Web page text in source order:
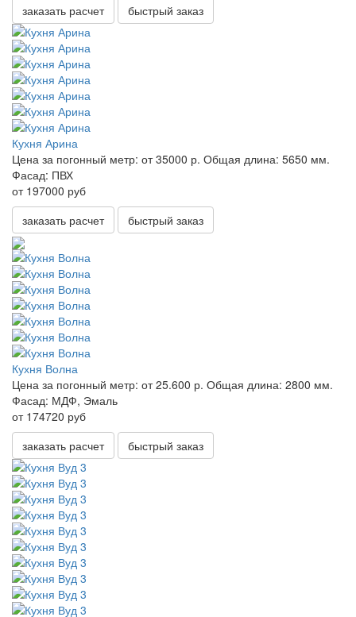
заказать расчет
быстрый заказ
Кухня Арина
Цена за погонный метр: от 35000 р. Общая длина: 5650 мм.
Фасад: ПВХ
от 197000 руб
заказать расчет
быстрый заказ
Кухня Волна
Цена за погонный метр: от 25.600 р. Общая длина: 2800 мм.
Фасад: МДФ, Эмаль
от 174720 руб
заказать расчет
быстрый заказ